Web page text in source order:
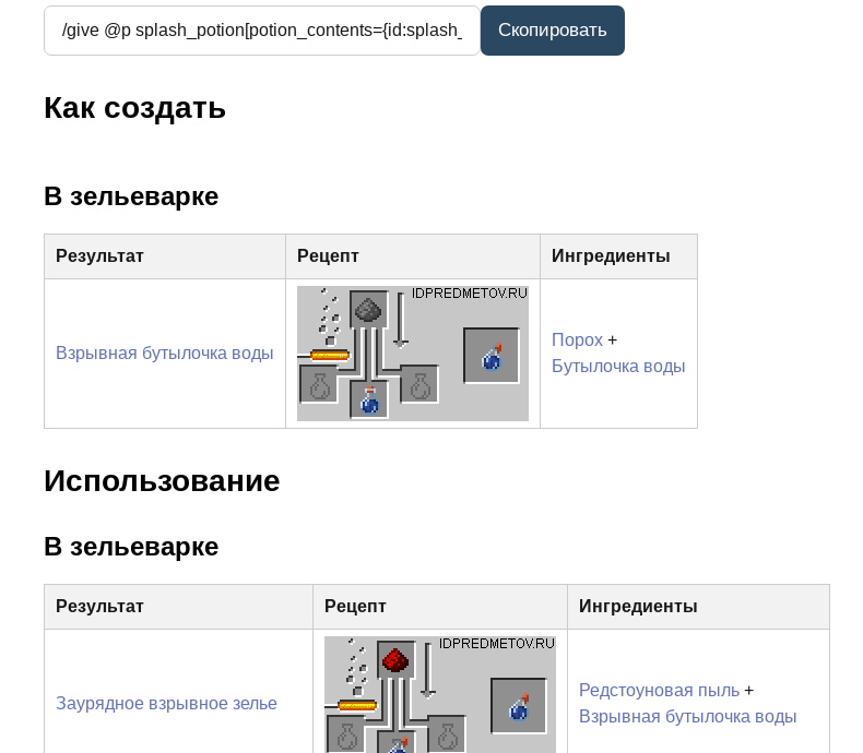
Как создать
В зельеварке
Результат Рецепт Ингредиенты
Взрывная бутылочка воды
Порох+
Бутылочка воды
Использование
В зельеварке
Результат Рецепт Ингредиенты
Заурядное взрывное зелье
Редстоуновая пыль+
Взрывная бутылочка воды